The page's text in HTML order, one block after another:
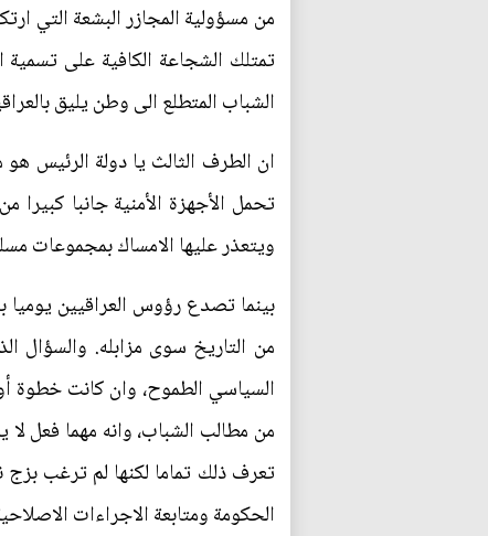
من مسؤولية المجازر البشعة التي
تمتلك الشجاعة الكافية على
الشباب المتطلع الى وطن يليق
ان الطرف الثالث يا دولة الرئيس
تحمل الأجهزة الأمنية جانبا
ويتعذر عليها الامساك بمجموعات
بينما تصدع رؤوس العراقيين
من التاريخ سوى مزابله. والسؤال
السياسي الطموح، وان كانت خطوة
من مطالب الشباب، وانه مهما فعل لا
تعرف ذلك تماما لكنها لم ترغب
الحكومة ومتابعة الاجراءات